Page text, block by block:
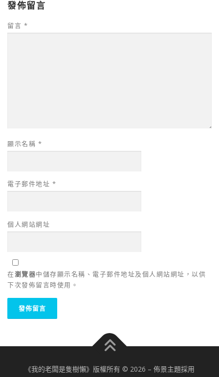
發佈留言
留言 *
顯示名稱 *
電子郵件地址 *
個人網站網址
在瀏覽器中儲存顯示名稱、電子郵件地址及個人網站網址，以供
下次發佈留言時使用。
《我的老闆是隻樹懶》版權所有 © 2026 – 佈景主題採用